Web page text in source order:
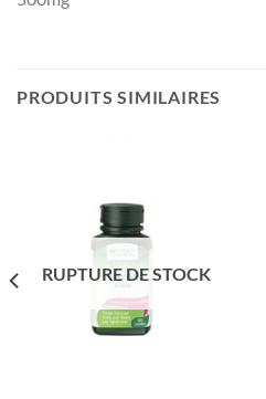
PRODUITS SIMILAIRES
RUPTURE DE STOCK